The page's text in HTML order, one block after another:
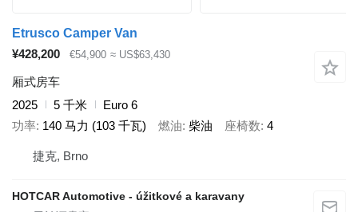
Etrusco Camper Van
¥428,200
€54,900 ≈ US$63,430
厢式房车
2025
5 千米
Euro 6
功率 140 马力 (103 千瓦) 燃油 柴油 座椅数 4
捷克, Brno
HOTCAR Automotive - úžitkové a karavany